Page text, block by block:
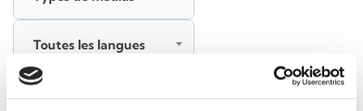
Toutes les langues
RECHERCHER